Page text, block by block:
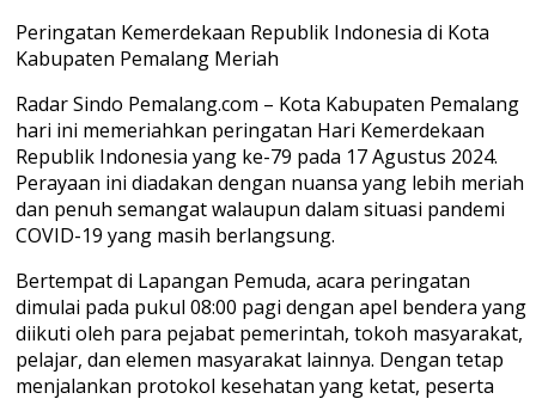
Peringatan Kemerdekaan Republik Indonesia di Kota
Kabupaten Pemalang Meriah
Radar Sindo Pemalang.com – Kota Kabupaten Pemalang
hari ini memeriahkan peringatan Hari Kemerdekaan
Republik Indonesia yang ke-79 pada 17 Agustus 2024.
Perayaan ini diadakan dengan nuansa yang lebih meriah
dan penuh semangat walaupun dalam situasi pandemi
COVID-19 yang masih berlangsung.
Bertempat di Lapangan Pemuda, acara peringatan
dimulai pada pukul 08:00 pagi dengan apel bendera yang
diikuti oleh para pejabat pemerintah, tokoh masyarakat,
pelajar, dan elemen masyarakat lainnya. Dengan tetap
menjalankan protokol kesehatan yang ketat, peserta